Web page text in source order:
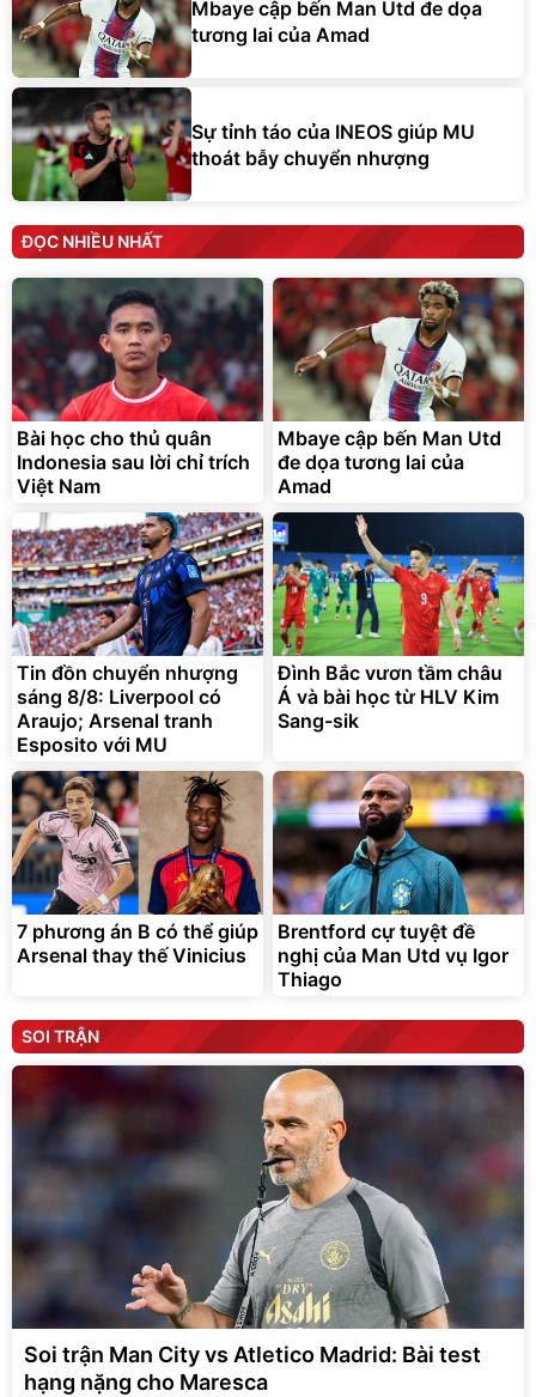
Mbaye cập bến Man Utd đe dọa
tương lai của Amad
Sự tỉnh táo của INEOS giúp MU
thoát bẫy chuyển nhượng
ĐỌC NHIỀU NHẤT
Bài học cho thủ quân
Indonesia sau lời chỉ trích
Việt Nam
Mbaye cập bến Man Utd
đe dọa tương lai của
Amad
Tin đồn chuyển nhượng
sáng 8/8: Liverpool có
Araujo; Arsenal tranh
Esposito với MU
Đình Bắc vươn tầm châu
Á và bài học từ HLV Kim
Sang-sik
7 phương án B có thể giúp
Arsenal thay thế Vinicius
Brentford cự tuyệt đề
nghị của Man Utd vụ Igor
Thiago
SOI TRẬN
Soi trận Man City vs Atletico Madrid: Bài test
hạng nặng cho Maresca